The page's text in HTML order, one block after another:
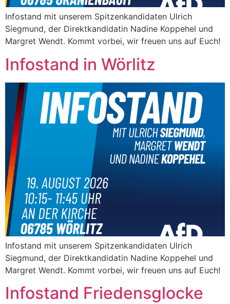
Infostand mit unserem Spitzenkandidaten Ulrich
Siegmund, der Direktkandidatin Nadine Koppehel und
Margret Wendt. Kommt vorbei, wir freuen uns auf Euch!
Infostand in Wörlitz
Infostand mit unserem Spitzenkandidaten Ulrich
Siegmund, der Direktkandidatin Nadine Koppehel und
Margret Wendt. Kommt vorbei, wir freuen uns auf Euch!
Infostand Friedensglocke